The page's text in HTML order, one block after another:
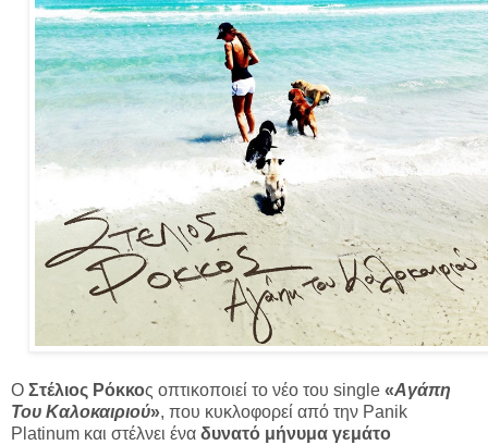
Ο Στέλιος Ρόκκος οπτικοποιεί το νέο του single «Αγάπη
Του Καλοκαιριού», που κυκλοφορεί από την Panik
Platinum και στέλνει ένα δυνατό μήνυμα γεμάτο